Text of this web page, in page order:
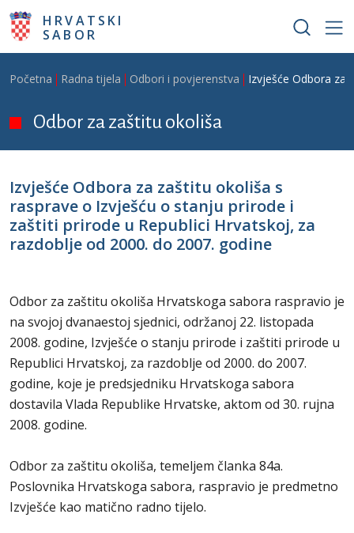
Skoči na glavni sadržaj
HRVATSKI
SABOR
Breadcrumb
Početna Radna tijela Odbori i povjerenstva Izvješće Odbora za
Odbor za zaštitu okoliša
Izvješće Odbora za zaštitu okoliša s
rasprave o Izvješću o stanju prirode i
zaštiti prirode u Republici Hrvatskoj, za
razdoblje od 2000. do 2007. godine
Odbor za zaštitu okoliša Hrvatskoga sabora raspravio je
na svojoj dvanaestoj sjednici, održanoj 22. listopada
2008. godine, Izvješće o stanju prirode i zaštiti prirode u
Republici Hrvatskoj, za razdoblje od 2000. do 2007.
godine, koje je predsjedniku Hrvatskoga sabora
dostavila Vlada Republike Hrvatske, aktom od 30. rujna
2008. godine.
Odbor za zaštitu okoliša, temeljem članka 84a.
Poslovnika Hrvatskoga sabora, raspravio je predmetno
Izvješće kao matično radno tijelo.